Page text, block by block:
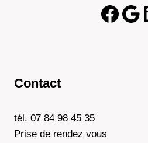
Contact
tél. 07 84 98 45 35
Prise de rendez vous